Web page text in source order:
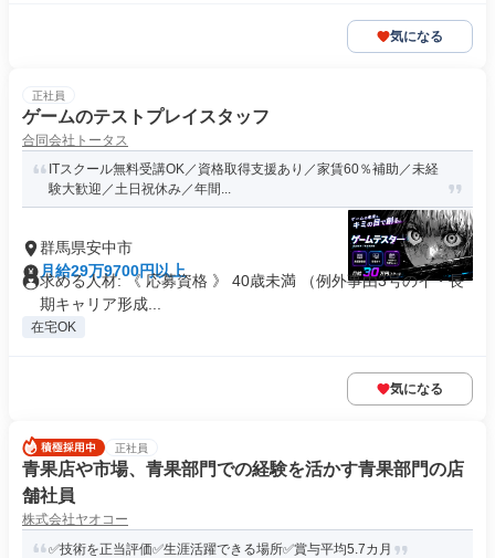
気になる
正社員
ゲームのテストプレイスタッフ
合同会社トータス
ITスクール無料受講OK／資格取得支援あり／家賃60％補助／未経
験大歓迎／土日祝休み／年間...
群馬県安中市
月給29万9700円以上
求める人材: 《 応募資格 》 40歳未満 （例外事由3号のイ・長
期キャリア形成...
在宅OK
気になる
正社員
青果店や市場、青果部門での経験を活かす青果部門の店
舗社員
株式会社ヤオコー
✅技術を正当評価✅生涯活躍できる場所✅賞与平均5.7カ月